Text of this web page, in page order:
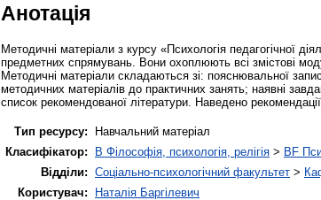
Анотація
Методичні матеріали з курсу «Психологія педагогічної
предметних спрямувань. Вони охоплюють всі змістові
Методичні матеріали складаються зі: пояснювальної
методичних матеріалів до практичних занять; наявні
список рекомендованої літератури. Наведено
Тип ресурсу:
Навчальний матеріал
Класифікатор:
B Філософія, психологія, релігія > BF
Відділи: Соціально-психологічний факультет >
Користувач:
Наталія Баргілевич